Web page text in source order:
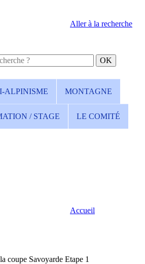
Aller à la recherche
ALPINISME MONTAGNE
/ STAGE LE COMITÉ
Accueil
coupe Savoyarde Etape 1